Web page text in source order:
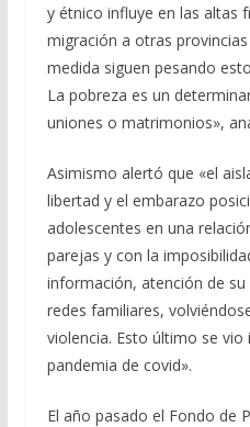
y étnico influye en las altas
migración a otras
medida siguen pesando
La pobreza es un
uniones o matrimonios»,
Asimismo alertó que «el
libertad y el embarazo
adolescentes en una
parejas y con la
información, atención de su
redes familiares,
violencia. Esto último se
pandemia de covid».
El año pasado el Fondo de